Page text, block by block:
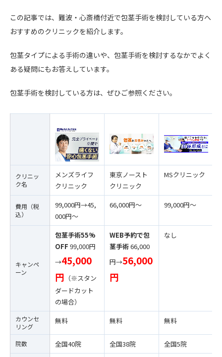
この記事では、難波・心斎橋付近で包茎手術を検討している方へ
おすすめのクリニックを紹介します。
包茎タイプによる手術の違いや、包茎手術を検討するなかでよく
ある疑問にもお答えしています。
包茎手術を検討している方は、ぜひご参照ください。
クリニッ
ク名
メンズライフ
クリニック
東京ノースト
クリニック
MSクリニック
費用（税
込）
99,000円→45,
000円〜
66,000円〜 99,000円〜
キャンペ
ーン
包茎手術55%
OFF 99,000円
→45,000
円 （※スタン
ダードカット
の場合）
WEB予約で包
茎手術66,000
円→56,000
円
なし
カウンセ
リング
無料 無料 無料
院数 全国40院 全国38院 全国5院